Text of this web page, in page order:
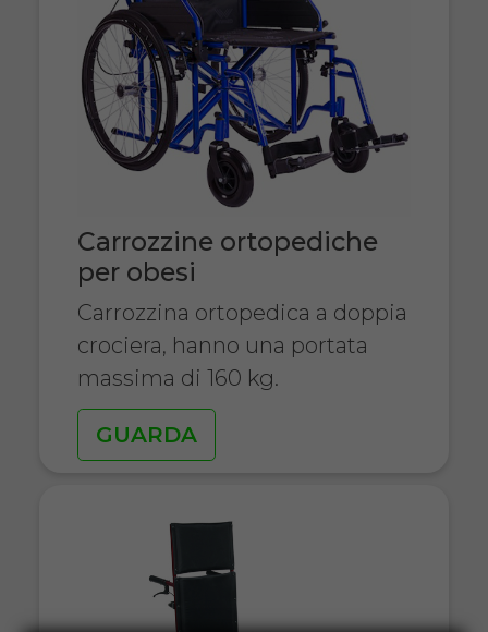
Carrozzine ortopediche
per obesi
Carrozzina ortopedica a doppia
crociera, hanno una portata
massima di 160 kg.
GUARDA